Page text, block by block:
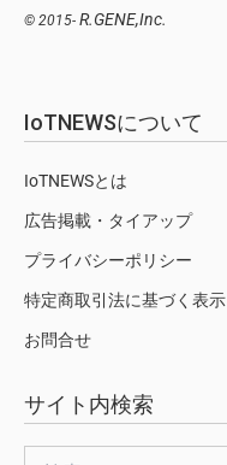
© 2015- R.GENE,Inc.
IoTNEWSについて
IoTNEWSとは
広告掲載・タイアップ
プライバシーポリシー
特定商取引法に基づく表示
お問合せ
サイト内検索